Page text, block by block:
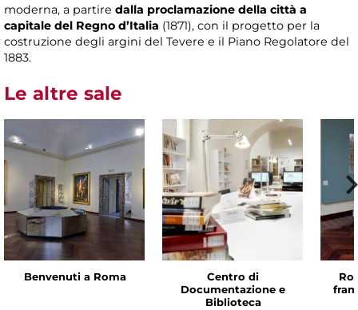
moderna, a partire dalla proclamazione della città a
capitale del Regno d’Italia (1871), con il progetto per la
costruzione degli argini del Tevere e il Piano Regolatore del
1883.
Le altre sale
Benvenuti a Roma
Centro di
Documentazione e
Biblioteca